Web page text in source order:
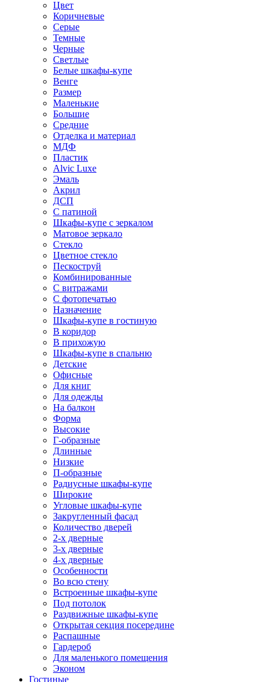
Цвет
Коричневые
Серые
Темные
Черные
Светлые
Белые шкафы-купе
Венге
Размер
Маленькие
Большие
Средние
Отделка и материал
МДФ
Пластик
Alvic Luxe
Эмаль
Акрил
ДСП
С патиной
Шкафы-купе с зеркалом
Матовое зеркало
Стекло
Цветное стекло
Пескоструй
Комбинированные
С витражами
С фотопечатью
Назначение
Шкафы-купе в гостиную
В коридор
В прихожую
Шкафы-купе в спальню
Детские
Офисные
Для книг
Для одежды
На балкон
Форма
Высокие
Г-образные
Длинные
Низкие
П-образные
Радиусные шкафы-купе
Широкие
Угловые шкафы-купе
Закругленный фасад
Количество дверей
2-х дверные
3-х дверные
4-х дверные
Особенности
Во всю стену
Встроенные шкафы-купе
Под потолок
Раздвижные шкафы-купе
Открытая секция посередине
Распашные
Гардероб
Для маленького помещения
Эконом
Гостиные